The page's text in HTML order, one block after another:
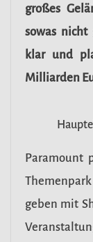
großes
sowas nicht
klar und
Milliarden
Paramount
geben mit